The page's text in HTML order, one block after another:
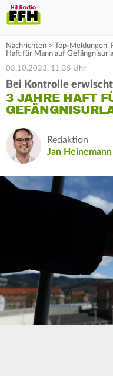
Nachrichten > Top-Meldungen,
Haft für Mann auf
03.10.2023, 11:35 Uhr
Bei Kontrolle erwischt
3 JAHRE HAFT
Redaktion
Jan Heinemann